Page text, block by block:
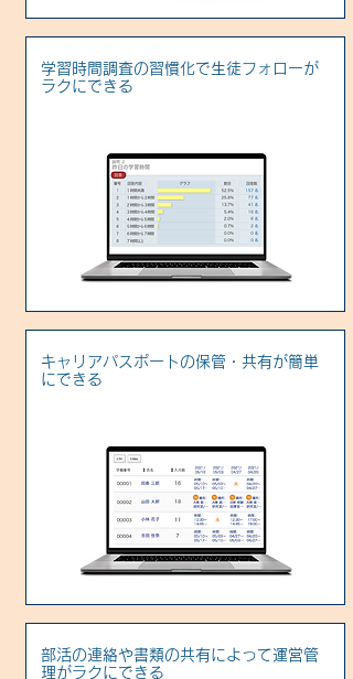
学習時間調査の習慣化で生徒フォローが
ラクにできる
キャリアパスポートの保管・共有が簡単
にできる
部活の連絡や書類の共有によって運営管
理がラクにできる